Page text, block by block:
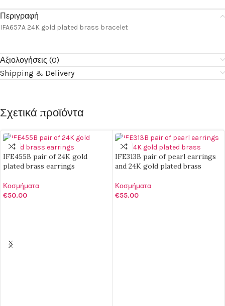
Περιγραφή
IFA657A 24K gold plated brass bracelet
Αξιολογήσεις (0)
Shipping & Delivery
Σχετικά προϊόντα
IFE455B pair of 24K gold
plated brass earrings
Κοσμήματα
€50.00
IFE313B pair of pearl earrings
and 24K gold plated brass
Κοσμήματα
€55.00